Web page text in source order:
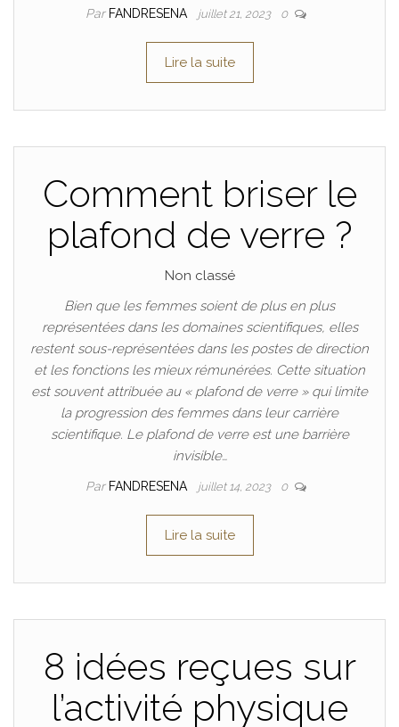
Par FANDRESENA juillet 21, 2023 0
Lire la suite
Comment briser le
plafond de verre ?
Non classé
Bien que les femmes soient de plus en plus
représentées dans les domaines scientifiques, elles
restent sous-représentées dans les postes de direction
et les fonctions les mieux rémunérées. Cette situation
est souvent attribuée au « plafond de verre » qui limite
la progression des femmes dans leur carrière
scientifique. Le plafond de verre est une barrière
invisible…
Par FANDRESENA juillet 14, 2023 0
Lire la suite
8 idées reçues sur
l’activité physique